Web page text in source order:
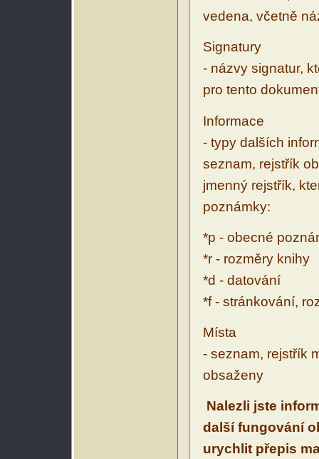
vedena, včetně
Signatury
- názvy signatur,
pro tento
Informace
- typy dalších
seznam, rejstřík
jmenný rejstřík,
poznámky:
*p - obecné
*r - rozměry knihy
*d - datování
*f - stránkování,
Místa
- seznam, rejstřík
obsaženy
Nalezli jste
další fungování
urychlit přepis